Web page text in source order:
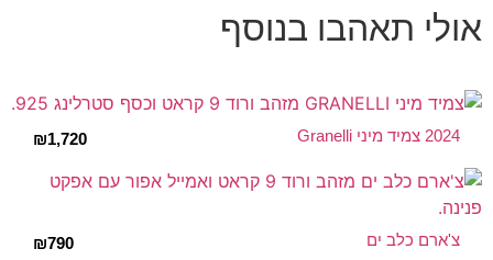
אולי תאהבו בנוסף
2024 צמיד מיני Granelli ₪1,720
צ'ארם כלב ים ₪790